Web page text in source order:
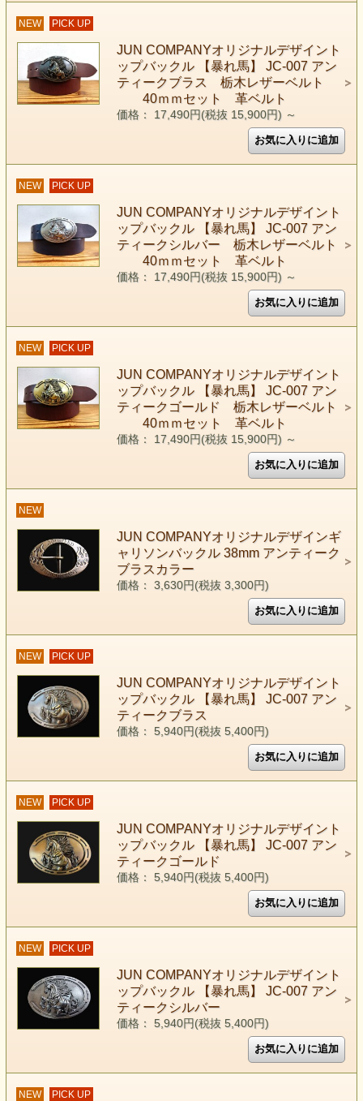
NEW PICK UP
JUN COMPANYオリジナルデザイント
ップバックル 【暴れ馬】 JC-007 アン
ティークブラス 栃木レザーベルト
40ｍｍセット 革ベルト
価格： 17,490円(税抜 15,900円) ～
NEW PICK UP
JUN COMPANYオリジナルデザイント
ップバックル 【暴れ馬】 JC-007 アン
ティークシルバー 栃木レザーベルト
40ｍｍセット 革ベルト
価格： 17,490円(税抜 15,900円) ～
NEW PICK UP
JUN COMPANYオリジナルデザイント
ップバックル 【暴れ馬】 JC-007 アン
ティークゴールド 栃木レザーベルト
40ｍｍセット 革ベルト
価格： 17,490円(税抜 15,900円) ～
NEW
JUN COMPANYオリジナルデザインギ
ャリソンバックル 38mm アンティーク
ブラスカラー
価格： 3,630円(税抜 3,300円)
NEW PICK UP
JUN COMPANYオリジナルデザイント
ップバックル 【暴れ馬】 JC-007 アン
ティークブラス
価格： 5,940円(税抜 5,400円)
NEW PICK UP
JUN COMPANYオリジナルデザイント
ップバックル 【暴れ馬】 JC-007 アン
ティークゴールド
価格： 5,940円(税抜 5,400円)
NEW PICK UP
JUN COMPANYオリジナルデザイント
ップバックル 【暴れ馬】 JC-007 アン
ティークシルバー
価格： 5,940円(税抜 5,400円)
NEW PICK UP